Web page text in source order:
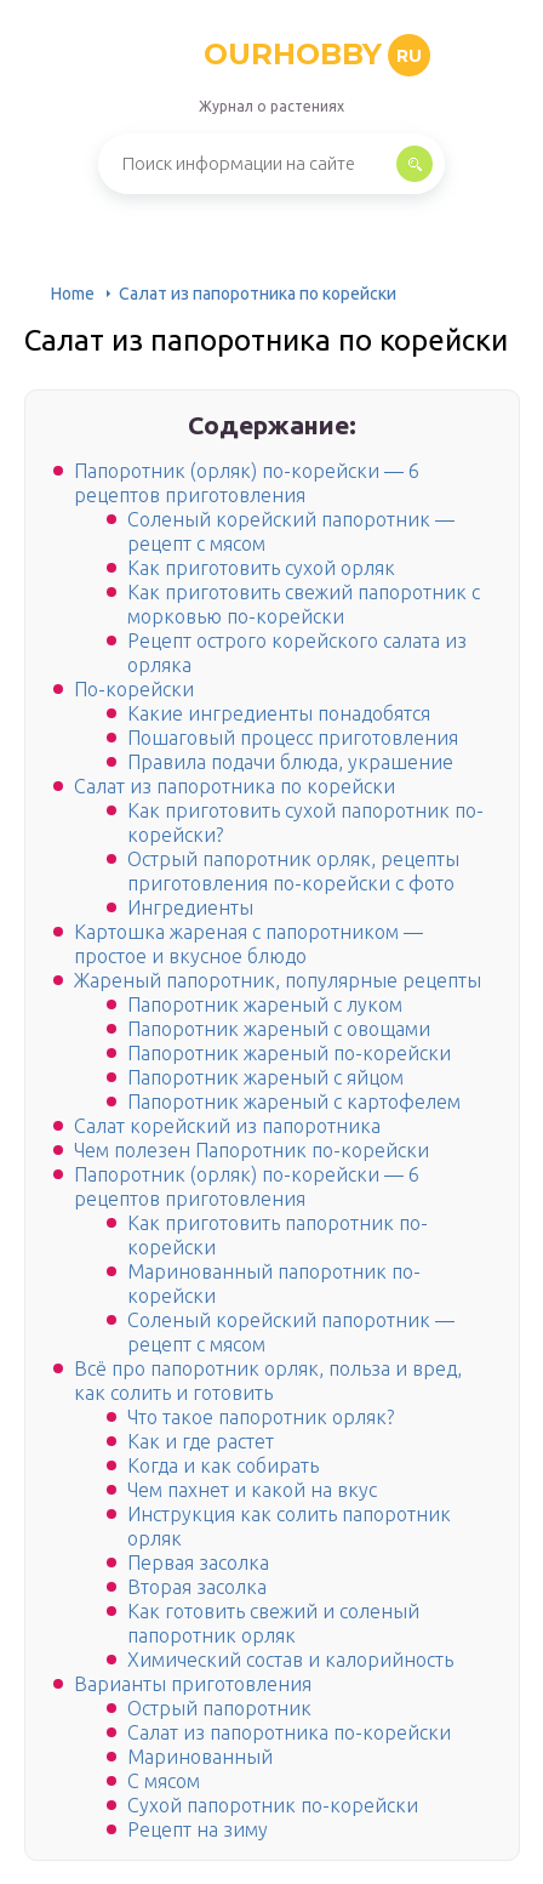
OURHOBBY RU
Журнал о растениях
Home Салат из папоротника по корейски
Салат из папоротника по корейски
Содержание:
Папоротник (орляк) по-корейски — 6
рецептов приготовления
Соленый корейский папоротник —
рецепт с мясом
Как приготовить сухой орляк
Как приготовить свежий папоротник с
морковью по-корейски
Рецепт острого корейского салата из
орляка
По-корейски
Какие ингредиенты понадобятся
Пошаговый процесс приготовления
Правила подачи блюда, украшение
Салат из папоротника по корейски
Как приготовить сухой папоротник по-
корейски?
Острый папоротник орляк, рецепты
приготовления по-корейски с фото
Ингредиенты
Картошка жареная с папоротником —
простое и вкусное блюдо
Жареный папоротник, популярные рецепты
Папоротник жареный с луком
Папоротник жареный с овощами
Папоротник жареный по-корейски
Папоротник жареный с яйцом
Папоротник жареный с картофелем
Салат корейский из папоротника
Чем полезен Папоротник по-корейски
Папоротник (орляк) по-корейски — 6
рецептов приготовления
Как приготовить папоротник по-
корейски
Маринованный папоротник по-
корейски
Соленый корейский папоротник —
рецепт с мясом
Всё про папоротник орляк, польза и вред,
как солить и готовить
Что такое папоротник орляк?
Как и где растет
Когда и как собирать
Чем пахнет и какой на вкус
Инструкция как солить папоротник
орляк
Первая засолка
Вторая засолка
Как готовить свежий и соленый
папоротник орляк
Химический состав и калорийность
Варианты приготовления
Острый папоротник
Салат из папоротника по-корейски
Маринованный
С мясом
Сухой папоротник по-корейски
Рецепт на зиму